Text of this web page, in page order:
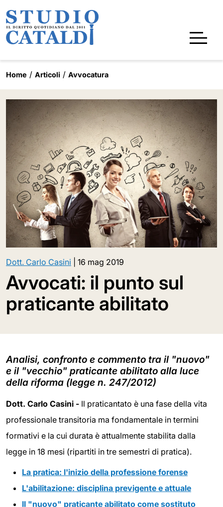
Home Articoli Avvocatura
Dott. Carlo Casini 16 mag 2019
Avvocati: il punto sul
praticante abilitato
Analisi, confronto e commento tra il "nuovo"
e il "vecchio" praticante abilitato alla luce
della riforma (legge n. 247/2012)
Dott. Carlo Casini - Il praticantato è una fase della vita
professionale transitoria ma fondamentale in termini
formativi e la cui durata è attualmente stabilita dalla
legge in 18 mesi (ripartiti in tre semestri di pratica).
La pratica: l'inizio della professione forense
L'abilitazione: disciplina previgente e attuale
Il "nuovo" praticante abilitato come sostituto